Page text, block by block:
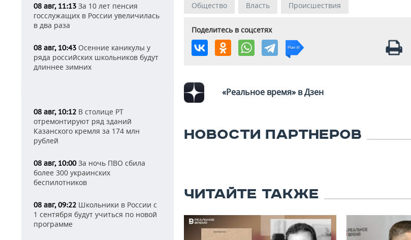
08 авг, 11:13 За 10 лет пенсия
госслужащих в России увеличилась
в два раза
08 авг, 10:43 Осенние каникулы у
ряда российских школьников будут
длиннее зимних
08 авг, 10:12 В столице РТ
отремонтируют ряд зданий
Казанского кремля за 174 млн
рублей
08 авг, 10:00За ночь ПВО сбила
более 300 украинских
беспилотников
08 авг, 09:22 Школьники в России с
1 сентября будут учиться по новой
программе
Общество Власть Происшествия
Поделитесь в соцсетях
«Реальное время» в Дзен
НОВОСТИ ПАРТНЕРОВ
ЧИТАЙТЕ ТАКЖЕ